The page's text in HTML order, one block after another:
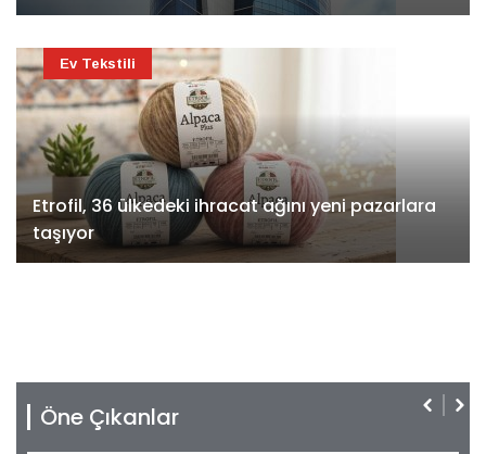
Etrofil, 36 ülkedeki ihracat ağını yeni pazarlara
taşıyor
Ev Tekstili
Öne Çıkanlar